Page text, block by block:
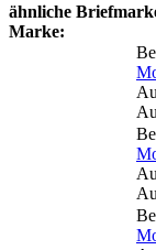
ähnliche
Marke: